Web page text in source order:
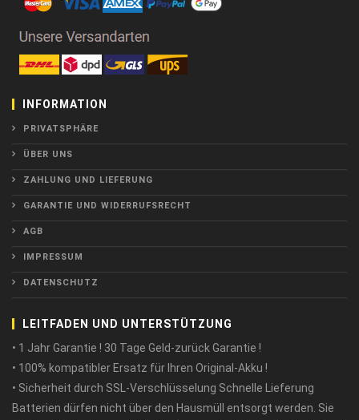
INFORMATION
PRIVATSPHÄRE
ÜBER UNS
ZAHLUNG UND LIEFERUNG
GARANTIE UND WIDERRUFSRECHT
AGB
IMPRESSUM
DATENSCHUTZ
LEITFADEN UND UNTERSTÜTZUNG
• 1 Jahr Garantie ! 30 Tage Geld-zurück Garantie !
• 100% kompatibler Ersatz für Ihren Original-Akku !
• Sicherheit durch SSL-Verschlüsselung Schnelle Lieferung
Batterien dürfen nicht über den Hausmüll entsorgt werden. Sie